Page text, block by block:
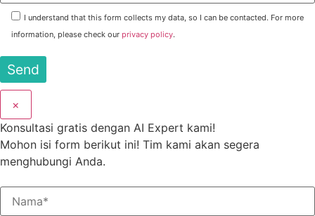
I understand that this form collects my data, so I can be contacted. For more
information, please check our privacy policy.
×
Konsultasi gratis dengan AI Expert kami!
Mohon isi form berikut ini! Tim kami akan segera
menghubungi Anda.